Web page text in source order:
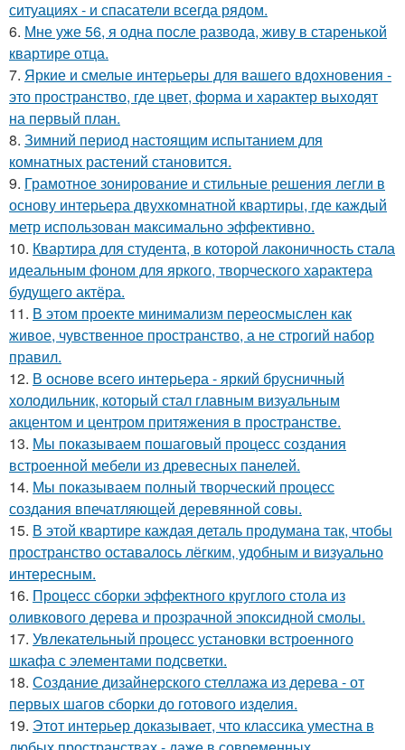
ситуациях - и спасатели всегда рядом.
6. Мне уже 56, я одна после развода, живу в старенькой
квартире отца.
7. Яркие и смелые интерьеры для вашего вдохновения -
это пространство, где цвет, форма и характер выходят
на первый план.
8. Зимний период настоящим испытанием для
комнатных растений становится.
9. Грамотное зонирование и стильные решения легли в
основу интерьера двухкомнатной квартиры, где каждый
метр использован максимально эффективно.
10. Квартира для студента, в которой лаконичность стала
идеальным фоном для яркого, творческого характера
будущего актёра.
11. В этом проекте минимализм переосмыслен как
живое, чувственное пространство, а не строгий набор
правил.
12. В основе всего интерьера - яркий брусничный
холодильник, который стал главным визуальным
акцентом и центром притяжения в пространстве.
13. Мы показываем пошаговый процесс создания
встроенной мебели из древесных панелей.
14. Мы показываем полный творческий процесс
создания впечатляющей деревянной совы.
15. В этой квартире каждая деталь продумана так, чтобы
пространство оставалось лёгким, удобным и визуально
интересным.
16. Процесс сборки эффектного круглого стола из
оливкового дерева и прозрачной эпоксидной смолы.
17. Увлекательный процесс установки встроенного
шкафа с элементами подсветки.
18. Создание дизайнерского стеллажа из дерева - от
первых шагов сборки до готового изделия.
19. Этот интерьер доказывает, что классика уместна в